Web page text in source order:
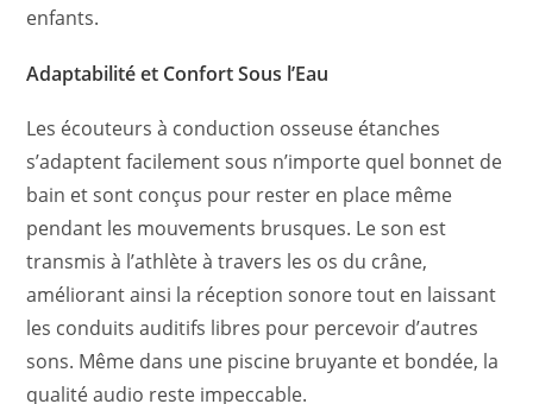
enfants.
Adaptabilité et Confort Sous l’Eau
Les écouteurs à conduction osseuse étanches
s’adaptent facilement sous n’importe quel bonnet de
bain et sont conçus pour rester en place même
pendant les mouvements brusques. Le son est
transmis à l’athlète à travers les os du crâne,
améliorant ainsi la réception sonore tout en laissant
les conduits auditifs libres pour percevoir d’autres
sons. Même dans une piscine bruyante et bondée, la
qualité audio reste impeccable.